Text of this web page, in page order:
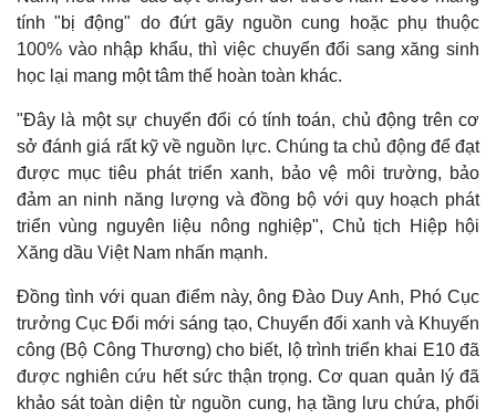
tính "bị động" do đứt gãy nguồn cung hoặc phụ thuộc
100% vào nhập khẩu, thì việc chuyển đổi sang xăng sinh
học lại mang một tâm thế hoàn toàn khác.
"Đây là một sự chuyển đổi có tính toán, chủ động trên cơ
sở đánh giá rất kỹ về nguồn lực. Chúng ta chủ động để đạt
được mục tiêu phát triển xanh, bảo vệ môi trường, bảo
đảm an ninh năng lượng và đồng bộ với quy hoạch phát
triển vùng nguyên liệu nông nghiệp", Chủ tịch Hiệp hội
Xăng dầu Việt Nam nhấn mạnh.
Đồng tình với quan điểm này, ông Đào Duy Anh, Phó Cục
trưởng Cục Đổi mới sáng tạo, Chuyển đổi xanh và Khuyến
công (Bộ Công Thương) cho biết, lộ trình triển khai E10 đã
được nghiên cứu hết sức thận trọng. Cơ quan quản lý đã
khảo sát toàn diện từ nguồn cung, hạ tầng lưu chứa, phối